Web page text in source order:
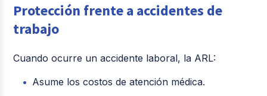
Protección frente a accidentes de
trabajo
Cuando ocurre un accidente laboral, la ARL:
Asume los costos de atención médica.